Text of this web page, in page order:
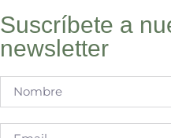
Suscríbete a
newsletter